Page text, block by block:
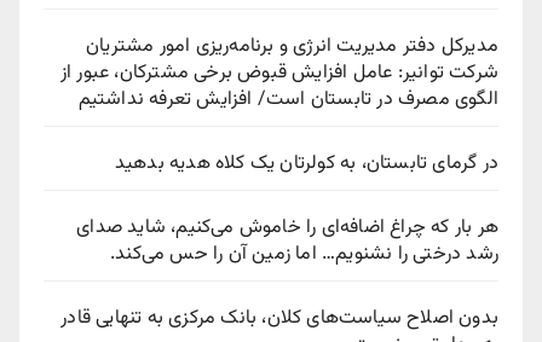
مدیرکل دفتر مدیریت انرژی و برنامه‌ریزی امور مشتریان
شرکت توانیر: عامل افزایش قبوض برخی مشترکان، عبور از
الگوی مصرف در تابستان است/ افزایش تعرفه نداشتیم
در گرمای تابستان، به کولرتان یک کلاه هدیه بدهید
هر بار که چراغ اضافه‌ای را خاموش می‌کنیم، شاید صدای
رشد درختی را نشنویم… اما زمین آن را حس می‌کند.
بدون اصلاح سیاست‌های کلان، بانک مرکزی به تنهایی قادر